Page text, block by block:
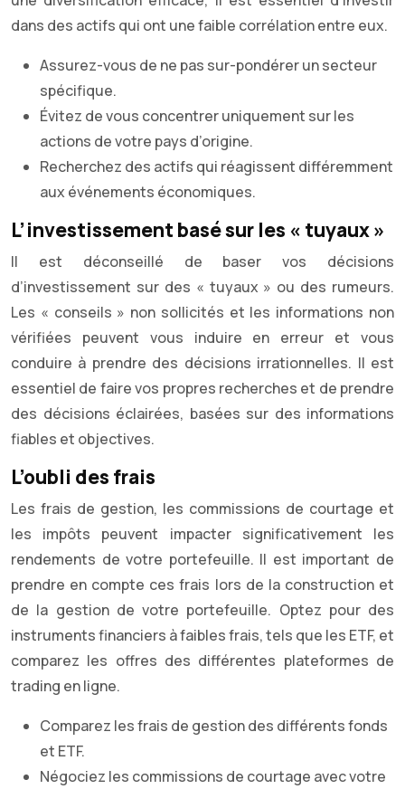
dans des actifs qui ont une faible corrélation entre eux.
Assurez-vous de ne pas sur-pondérer un secteur
spécifique.
Évitez de vous concentrer uniquement sur les
actions de votre pays d’origine.
Recherchez des actifs qui réagissent différemment
aux événements économiques.
L’investissement basé sur les « tuyaux »
Il est déconseillé de baser vos décisions
d’investissement sur des « tuyaux » ou des rumeurs.
Les « conseils » non sollicités et les informations non
vérifiées peuvent vous induire en erreur et vous
conduire à prendre des décisions irrationnelles. Il est
essentiel de faire vos propres recherches et de prendre
des décisions éclairées, basées sur des informations
fiables et objectives.
L’oubli des frais
Les frais de gestion, les commissions de courtage et
les impôts peuvent impacter significativement les
rendements de votre portefeuille. Il est important de
prendre en compte ces frais lors de la construction et
de la gestion de votre portefeuille. Optez pour des
instruments financiers à faibles frais, tels que les ETF, et
comparez les offres des différentes plateformes de
trading en ligne.
Comparez les frais de gestion des différents fonds
et ETF.
Négociez les commissions de courtage avec votre